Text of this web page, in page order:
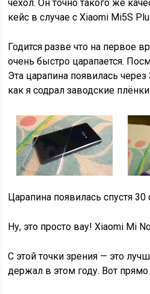
чехол. Он точно такого же
кейс в случае с Xiaomi Mi5S
Годится разве что на первое
очень быстро царапается.
Эта царапина появилась через
как я содрал заводские плёнки
Царапина появилась спустя 30
Ну, это просто вау! Xiaomi Mi
С этой точки зрения — это
держал в этом году. Вот